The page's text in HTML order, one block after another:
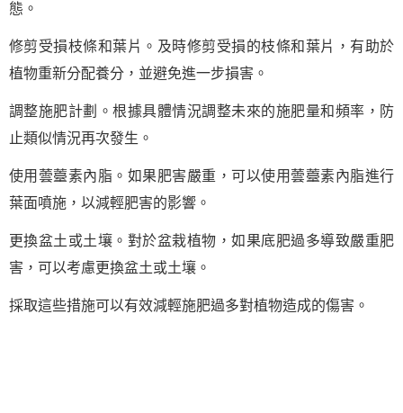
態。
修剪受損枝條和葉片。及時修剪受損的枝條和葉片，有助於
植物重新分配養分，並避免進一步損害。
調整施肥計劃。根據具體情況調整未來的施肥量和頻率，防
止類似情況再次發生。
使用蕓薹素內脂。如果肥害嚴重，可以使用蕓薹素內脂進行
葉面噴施，以減輕肥害的影響。
更換盆土或土壤。對於盆栽植物，如果底肥過多導致嚴重肥
害，可以考慮更換盆土或土壤。
採取這些措施可以有效減輕施肥過多對植物造成的傷害。